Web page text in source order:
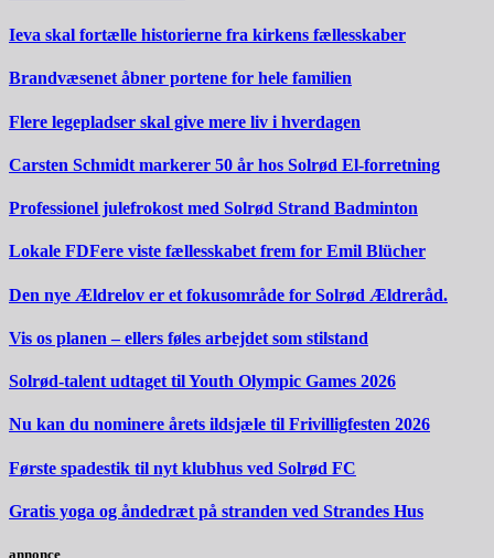
Ieva skal fortælle historierne fra kirkens fællesskaber
Brandvæsenet åbner portene for hele familien
Flere legepladser skal give mere liv i hverdagen
Carsten Schmidt markerer 50 år hos Solrød El-forretning
Professionel julefrokost med Solrød Strand Badminton
Lokale FDFere viste fællesskabet frem for Emil Blücher
Den nye Ældrelov er et fokusområde for Solrød Ældreråd.
Vis os planen – ellers føles arbejdet som stilstand
Solrød-talent udtaget til Youth Olympic Games 2026
Nu kan du nominere årets ildsjæle til Frivilligfesten 2026
Første spadestik til nyt klubhus ved Solrød FC
Gratis yoga og åndedræt på stranden ved Strandes Hus
annonce